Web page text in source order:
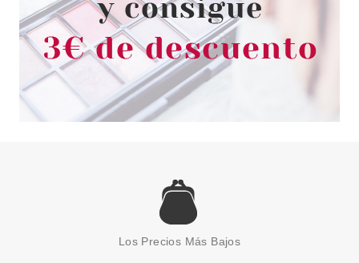
CATRICE
CATRICE POOLSIDE OF LIFE
NECESER DE PISCINA
Los Precios Más Bajos